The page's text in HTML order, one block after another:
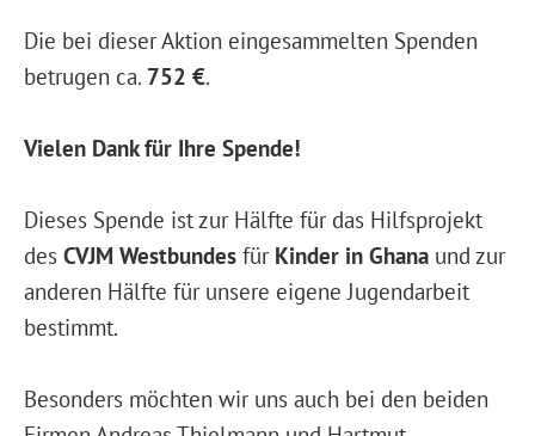
Die bei dieser Aktion eingesammelten Spenden
betrugen ca. 752 €.
Vielen Dank für Ihre Spende!
Dieses Spende ist zur Hälfte für das Hilfsprojekt
des CVJM Westbundes für Kinder in Ghana und zur
anderen Hälfte für unsere eigene Jugendarbeit
bestimmt.
Besonders möchten wir uns auch bei den beiden